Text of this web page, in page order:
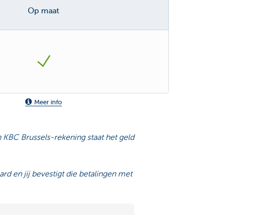
Op maat
Meer info
Brussels-rekening staat het geld
en jij bevestigt die betalingen met